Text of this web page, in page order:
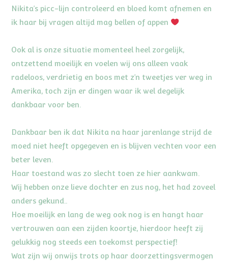
Nikita’s picc-lijn controleerd en bloed komt afnemen en
ik haar bij vragen altijd mag bellen of appen
Ook al is onze situatie momenteel heel zorgelijk,
ontzettend moeilijk en voelen wij ons alleen vaak
radeloos, verdrietig en boos met z’n tweetjes ver weg in
Amerika, toch zijn er dingen waar ik wel degelijk
dankbaar voor ben.
Dankbaar ben ik dat Nikita na haar jarenlange strijd de
moed niet heeft opgegeven en is blijven vechten voor een
beter leven.
Haar toestand was zo slecht toen ze hier aankwam.
Wij hebben onze lieve dochter en zus nog, het had zoveel
anders gekund..
Hoe moeilijk en lang de weg ook nog is en hangt haar
vertrouwen aan een zijden koortje, hierdoor heeft zij
gelukkig nog steeds een toekomst perspectief!
Wat zijn wij onwijs trots op haar doorzettingsvermogen